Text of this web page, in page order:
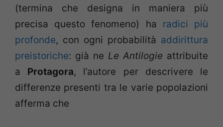
(termina che designa in maniera più
precisa questo fenomeno) ha radici più
profonde, con ogni probabilità addirittura
preistoriche: già ne Le Antilogie attribuite
a Protagora, l’autore per descrivere le
differenze presenti tra le varie popolazioni
afferma che